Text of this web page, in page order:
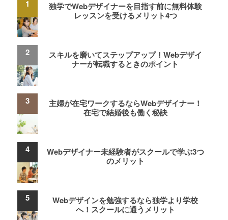
独学でWebデザイナーを目指す前に無料体験
レッスンを受けるメリット4つ
スキルを磨いてステップアップ！Webデザイ
ナーが転職するときのポイント
主婦が在宅ワークするならWebデザイナー！
在宅で結婚後も働く秘訣
Webデザイナー未経験者がスクールで学ぶ3つ
のメリット
Webデザインを勉強するなら独学より学校
へ！スクールに通うメリット